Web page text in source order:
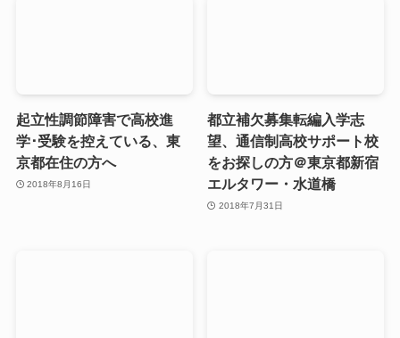
起立性調節障害で高校進
学･受験を控えている、東
京都在住の方へ
2018年8月16日
都立補欠募集転編入学志
望、通信制高校サポート校
をお探しの方＠東京都新宿
エルタワー・水道橋
2018年7月31日